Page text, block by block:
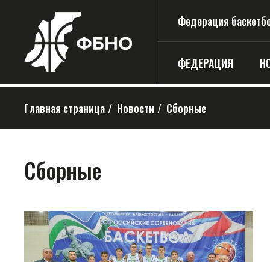
Федерация
ФЕДЕРАЦИЯ
Главная страница / Новости / Сборные
Сборные